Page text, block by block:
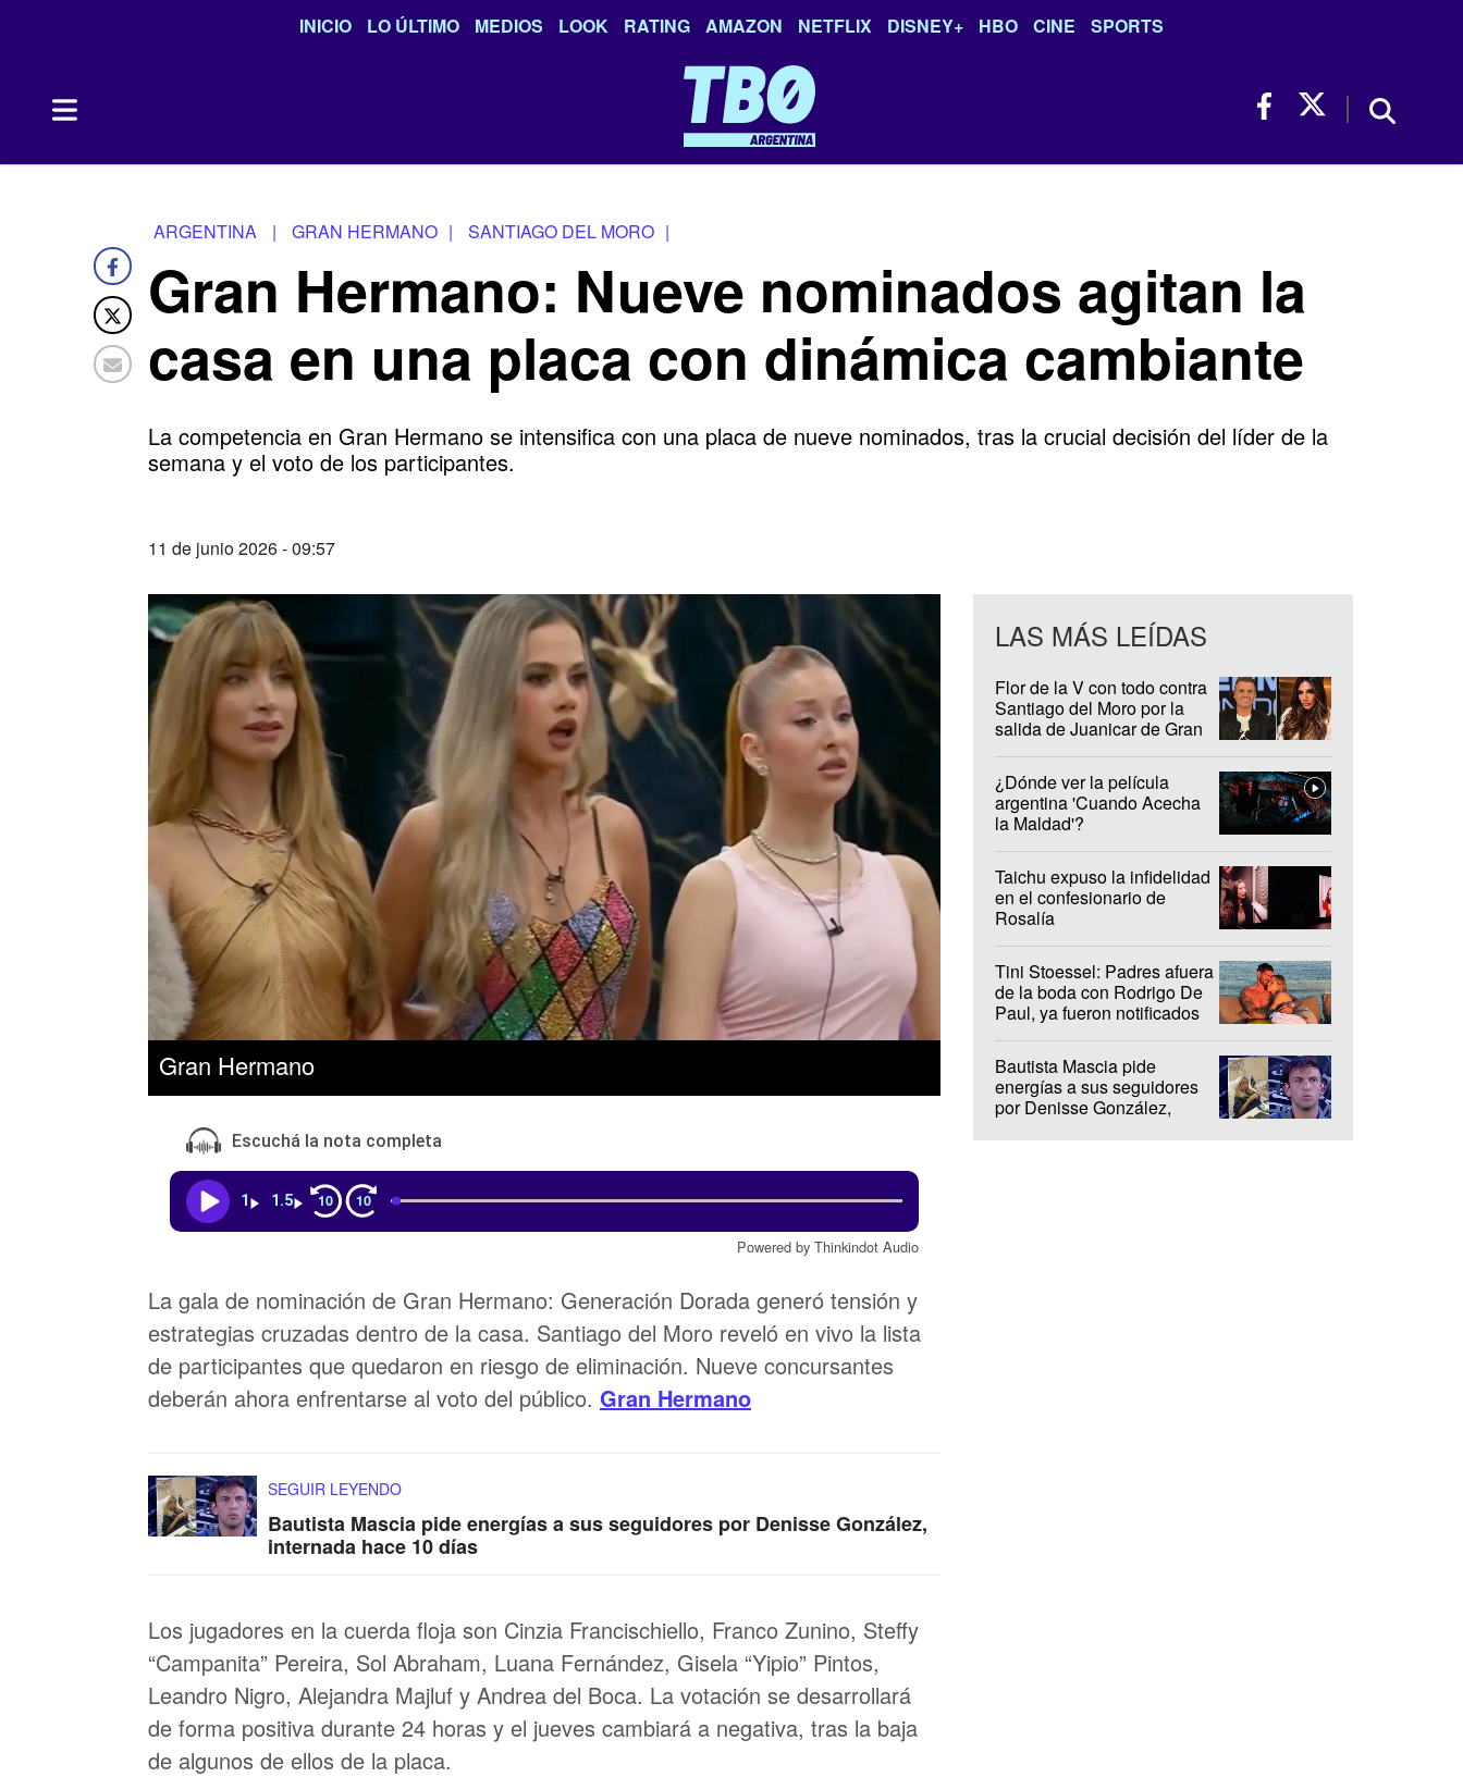
INICIO LO ÚLTIMO MEDIOS LOOK RATING AMAZON NETFLIX DISNEY+ HBO CINE SPORTS
ARGENTINA | GRAN HERMANO | SANTIAGO DEL MORO |
Gran Hermano: Nueve nominados agitan la
casa en una placa con dinámica cambiante
La competencia en Gran Hermano se intensifica con una placa de nueve nominados, tras la crucial decisión del líder de la
semana y el voto de los participantes.
11 de junio 2026 - 09:57
Gran Hermano
Escuchá la nota completa
1 1.5 10 10
Powered by Thinkindot Audio
La gala de nominación de Gran Hermano: Generación Dorada generó tensión y
estrategias cruzadas dentro de la casa. Santiago del Moro reveló en vivo la lista
de participantes que quedaron en riesgo de eliminación. Nueve concursantes
deberán ahora enfrentarse al voto del público. Gran Hermano
SEGUIR LEYENDO
Bautista Mascia pide energías a sus seguidores por Denisse González,
internada hace 10 días
Los jugadores en la cuerda floja son Cinzia Francischiello, Franco Zunino, Steffy
“Campanita” Pereira, Sol Abraham, Luana Fernández, Gisela “Yipio” Pintos,
Leandro Nigro, Alejandra Majluf y Andrea del Boca. La votación se desarrollará
de forma positiva durante 24 horas y el jueves cambiará a negativa, tras la baja
de algunos de ellos de la placa.
LAS MÁS LEÍDAS
Flor de la V con todo contra
Santiago del Moro por la
salida de Juanicar de Gran
¿Dónde ver la película
argentina 'Cuando Acecha
la Maldad'?
Taichu expuso la infidelidad
en el confesionario de
Rosalía
Tini Stoessel: Padres afuera
de la boda con Rodrigo De
Paul, ya fueron notificados
Bautista Mascia pide
energías a sus seguidores
por Denisse González,